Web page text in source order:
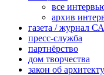
все
архив
газета / журнал СА
пресс-служба
партнёрство
дом творчества
закон об